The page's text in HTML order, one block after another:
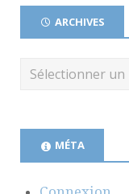
ARCHIVES
MÉTA